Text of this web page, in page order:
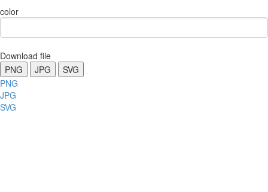
color
Download file
PNG
JPG
SVG
PNG
JPG
SVG